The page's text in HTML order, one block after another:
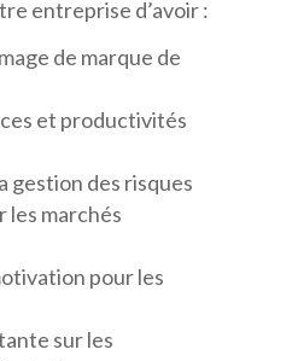
entreprise d’avoir :
de marque de
et productivités
gestion des risques
les marchés
pour les
sur les